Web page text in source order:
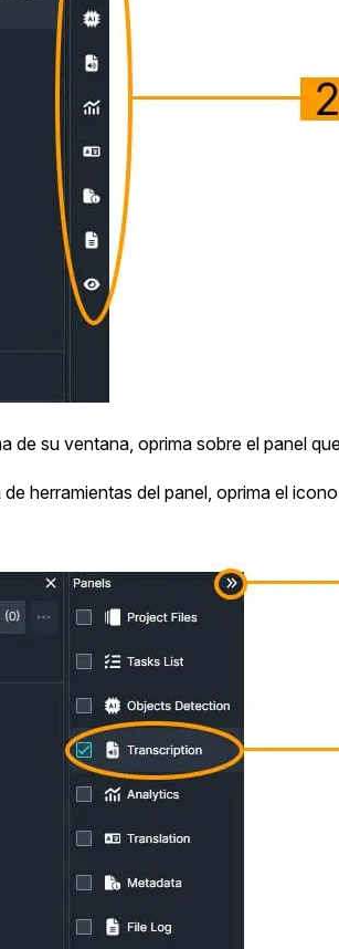
de su ventana, oprima sobre el panel
herramientas del panel, oprima el